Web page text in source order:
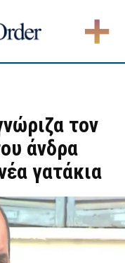
τον
άνδρα
γατάκια